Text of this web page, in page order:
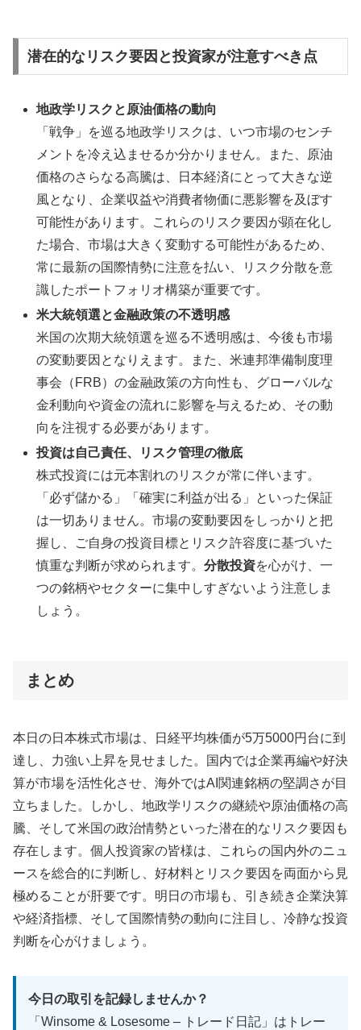
潜在的なリスク要因と投資家が注意すべき点
地政学リスクと原油価格の動向
「戦争」を巡る地政学リスクは、いつ市場のセンチ
メントを冷え込ませるか分かりません。また、原油
価格のさらなる高騰は、日本経済にとって大きな逆
風となり、企業収益や消費者物価に悪影響を及ぼす
可能性があります。これらのリスク要因が顕在化し
た場合、市場は大きく変動する可能性があるため、
常に最新の国際情勢に注意を払い、リスク分散を意
識したポートフォリオ構築が重要です。
米大統領選と金融政策の不透明感
米国の次期大統領選を巡る不透明感は、今後も市場
の変動要因となりえます。また、米連邦準備制度理
事会（FRB）の金融政策の方向性も、グローバルな
金利動向や資金の流れに影響を与えるため、その動
向を注視する必要があります。
投資は自己責任、リスク管理の徹底
株式投資には元本割れのリスクが常に伴います。
「必ず儲かる」「確実に利益が出る」といった保証
は一切ありません。市場の変動要因をしっかりと把
握し、ご自身の投資目標とリスク許容度に基づいた
慎重な判断が求められます。分散投資を心がけ、一
つの銘柄やセクターに集中しすぎないよう注意しま
しょう。
まとめ
本日の日本株式市場は、日経平均株価が5万5000円台に到
達し、力強い上昇を見せました。国内では企業再編や好決
算が市場を活性化させ、海外ではAI関連銘柄の堅調さが目
立ちました。しかし、地政学リスクの継続や原油価格の高
騰、そして米国の政治情勢といった潜在的なリスク要因も
存在します。個人投資家の皆様は、これらの国内外のニュ
ースを総合的に判断し、好材料とリスク要因を両面から見
極めることが肝要です。明日の市場も、引き続き企業決算
や経済指標、そして国際情勢の動向に注目し、冷静な投資
判断を心がけましょう。
今日の取引を記録しませんか？
「Winsome & Losesome – トレード日記」はトレー